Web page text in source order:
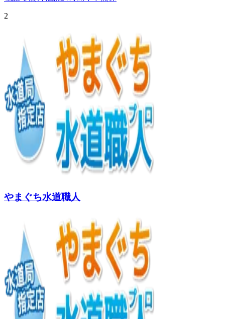
2
やまぐち水道職人